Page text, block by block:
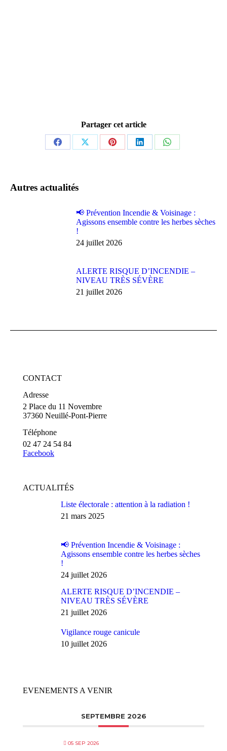
Partager cet article
PartagerPartagerPartagerPartagerPartager
Autres actualités
📢 Prévention Incendie & Voisinage :
Agissons ensemble contre les herbes sèches
!
24 juillet 2026
ALERTE RISQUE D’INCENDIE –
NIVEAU TRÈS SÉVÈRE
21 juillet 2026
CONTACT
Adresse
2 Place du 11 Novembre
37360 Neuillé-Pont-Pierre
Téléphone
02 47 24 54 84
Facebook
ACTUALITÉS
Liste électorale : attention à la radiation !
21 mars 2025
📢 Prévention Incendie & Voisinage :
Agissons ensemble contre les herbes sèches
!
24 juillet 2026
ALERTE RISQUE D’INCENDIE –
NIVEAU TRÈS SÉVÈRE
21 juillet 2026
Vigilance rouge canicule
10 juillet 2026
EVENEMENTS A VENIR
SEPTEMBRE 2026
05 SEP 2026